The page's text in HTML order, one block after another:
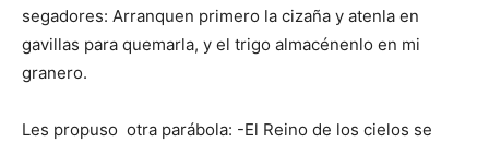
segadores: Arranquen primero la cizaña y atenla en
gavillas para quemarla, y el trigo almacénenlo en mi
granero.
Les propuso otra parábola: -El Reino de los cielos se